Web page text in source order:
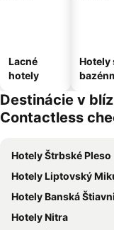
Lacné
hotely
Hotely
Destinácie v
Contactless
Hotely Štrbské Pleso
Hotely Liptovský
Hotely Banská
Hotely Nitra